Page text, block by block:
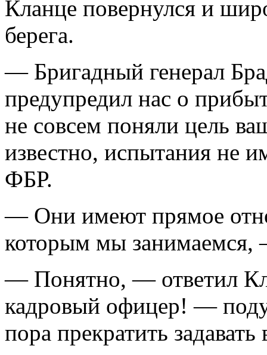
Кланце повернулся и
берега.
— Бригадный генерал
предупредил нас о
не совсем поняли цель
известно, испытания не
ФБР.
— Они имеют прямое
которым мы занимаемся,
— Понятно, — ответил
кадровый офицер! —
пора прекратить